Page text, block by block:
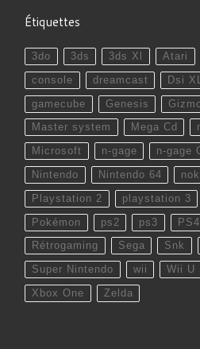
Étiquettes
3do 3ds 3ds Xl Atari
console dreamcast Dsi XL
gamecube Genesis
Master system Mega Cd
Microsoft n-gage n-gage
Nintendo Nintendo 64
Playstation 2 playstation 3
Pokémon ps2 ps3 PS4
Rétrogaming Sega Snk
Super Nintendo wii Wii U
Xbox One Zelda